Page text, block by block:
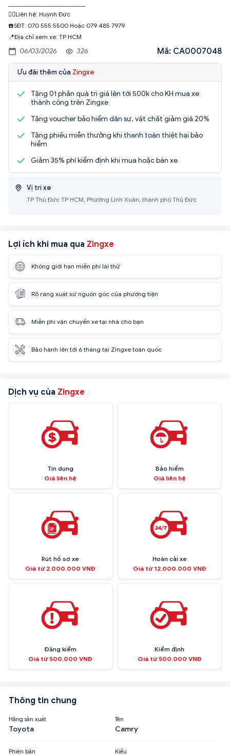
🙋‍♂️Liên hệ: Huỳnh Đức
☎️SĐT: 070 555 5500 Hoặc 079 485 7979
06/03/2026 326 Mã: CA0007048
Ưu đãi thêm của Zingxe
Tặng 01 phần quà trị giá lên tới 500k cho KH mua xe
thành công trên Zingxe
Tặng voucher bảo hiểm dân sự, vật chất giảm giá 20%
Tặng phiếu miễn thưởng khi thanh toán thiệt hại bảo
hiểm
Giảm 35% phí kiểm định khi mua hoặc bán xe
Vị trí xe
TP Thủ Đức TP HCM, Phường Linh Xuân, thành phố Thủ Đức
Lợi ích khi mua qua Zingxe
Không giới hạn miễn phí lái thử
Rõ ràng xuất xứ nguồn gốc của phương tiện
Miễn phí vận chuyển xe tại nhà cho bạn
Bảo hành lên tới 6 tháng tại Zingxe toàn quốc
Dịch vụ của Zingxe
Tín dụng
Giá liên hệ
Bảo hiểm
Giá liên hệ
Rút hồ sơ xe
Giá từ 2.000.000 VNĐ
Hoán cải xe
Giá từ 12.000.000 VNĐ
Đăng kiểm
Giá từ 500.000 VNĐ
Kiểm định
Giá từ 500.000 VNĐ
Thông tin chung
Hãng sản xuất
Toyota
Tên
Camry
Phiên bản Kiểu